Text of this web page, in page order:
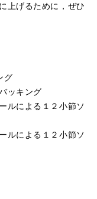
上げるために，ぜひ
グ
ッキング
ルによる１２小節ソ
ルによる１２小節ソ